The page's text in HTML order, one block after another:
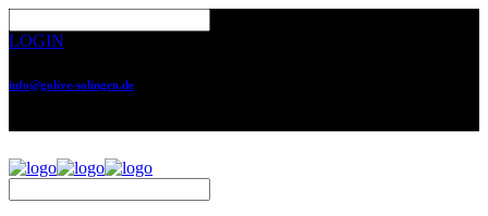
LOGIN
info@golive-solingen.de